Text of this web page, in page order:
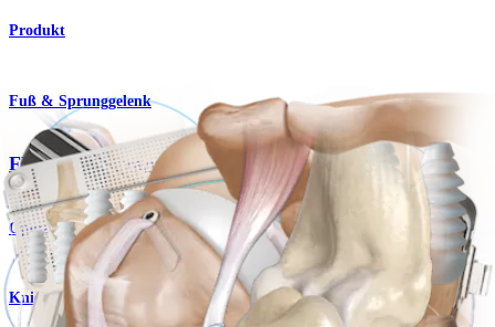
Produkt
Fuß & Sprunggelenk
FHL-Sehnentransfer
Operationsverfahren
Knie